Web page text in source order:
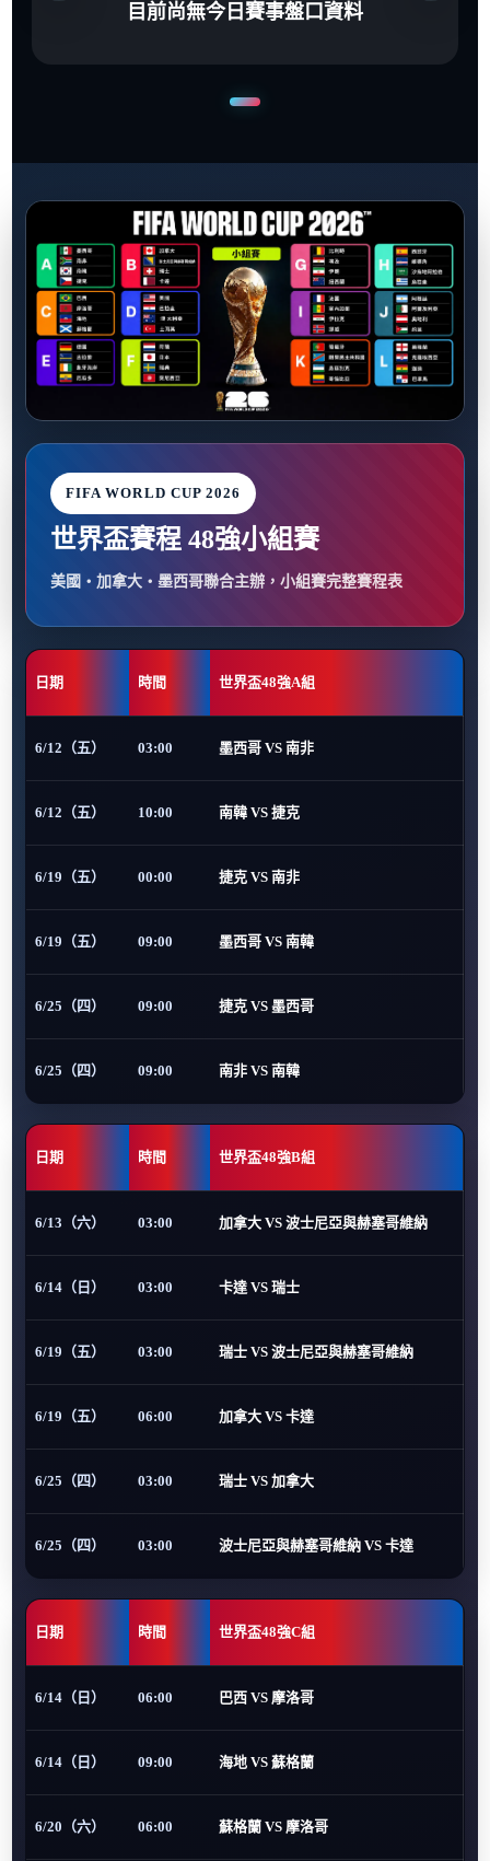
目前尚無今日賽事盤口資料
FIFA WORLD CUP 2026
世界盃賽程 48強小組賽
美國・加拿大・墨西哥聯合主辦，小組賽完整賽程表
日期 時間 世界盃48強A組
6/12（五） 03:00 墨西哥 VS 南非
6/12（五） 10:00 南韓 VS 捷克
6/19（五） 00:00 捷克 VS 南非
6/19（五） 09:00 墨西哥 VS 南韓
6/25（四） 09:00 捷克 VS 墨西哥
6/25（四） 09:00 南非 VS 南韓
日期 時間 世界盃48強B組
6/13（六） 03:00 加拿大 VS 波士尼亞與赫塞哥維納
6/14（日） 03:00 卡達 VS 瑞士
6/19（五） 03:00 瑞士 VS 波士尼亞與赫塞哥維納
6/19（五） 06:00 加拿大 VS 卡達
6/25（四） 03:00 瑞士 VS 加拿大
6/25（四） 03:00 波士尼亞與赫塞哥維納 VS 卡達
日期 時間 世界盃48強C組
6/14（日） 06:00 巴西 VS 摩洛哥
6/14（日） 09:00 海地 VS 蘇格蘭
6/20（六） 06:00 蘇格蘭 VS 摩洛哥